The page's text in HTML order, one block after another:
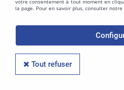
MOTORISATION
Réinitialiser la recherche
votre consentement à tout moment en
la page. Pour en savoir plus, consulter
Tout refuser